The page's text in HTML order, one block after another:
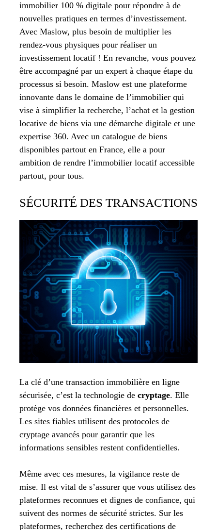
immobilier 100 % digitale pour répondre à de
nouvelles pratiques en termes d’investissement.
Avec Maslow, plus besoin de multiplier les
rendez-vous physiques pour réaliser un
investissement locatif ! En revanche, vous pouvez
être accompagné par un expert à chaque étape du
processus si besoin. Maslow est une plateforme
innovante dans le domaine de l’immobilier qui
vise à simplifier la recherche, l’achat et la gestion
locative de biens via une démarche digitale et une
expertise 360. Avec un catalogue de biens
disponibles partout en France, elle a pour
ambition de rendre l’immobilier locatif accessible
partout, pour tous.
SÉCURITÉ DES TRANSACTIONS
La clé d’une transaction immobilière en ligne
sécurisée, c’est la technologie de cryptage. Elle
protège vos données financières et personnelles.
Les sites fiables utilisent des protocoles de
cryptage avancés pour garantir que les
informations sensibles restent confidentielles.
Même avec ces mesures, la vigilance reste de
mise. Il est vital de s’assurer que vous utilisez des
plateformes reconnues et dignes de confiance, qui
suivent des normes de sécurité strictes. Sur les
plateformes, recherchez des certifications de